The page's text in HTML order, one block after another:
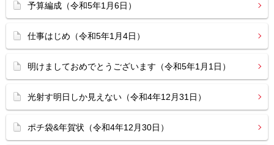
予算編成（令和5年1月6日）
仕事はじめ（令和5年1月4日）
明けましておめでとうございます（令和5年1月1日）
光射す明日しか見えない（令和4年12月31日）
ポチ袋&年賀状（令和4年12月30日）